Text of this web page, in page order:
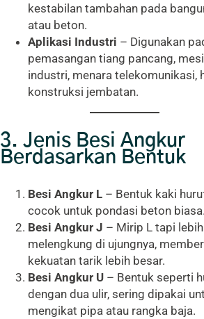
kestabilan tambahan pada
atau beton.
Aplikasi Industri – Digunakan
pemasangan tiang pancang,
industri, menara telekomunikasi,
konstruksi jembatan.
3. Jenis Besi Angkur
Berdasarkan Bentuk
Besi Angkur L – Bentuk kaki
cocok untuk pondasi beton biasa.
Besi Angkur J – Mirip L tapi lebih
melengkung di ujungnya,
kekuatan tarik lebih besar.
Besi Angkur U – Bentuk seperti
dengan dua ulir, sering dipakai
mengikat pipa atau rangka baja.